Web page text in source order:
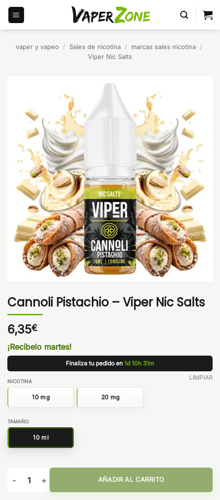
Saltar
contenido
vaper y vapeo / Sales de nicotina / marcas sales nicotina /
Viper Nic Salts
Cannoli Pistachio – Viper Nic Salts
6,35€
¡Recíbelo martes!
Finaliza tu pedido en 1d 10h 31m
NICOTINA
10 mg 20 mg
TAMAÑO
10 ml
LIMPIAR
Cannoli Pistachio - Viper Nic Salts cantidad
AÑADIR AL CARRITO